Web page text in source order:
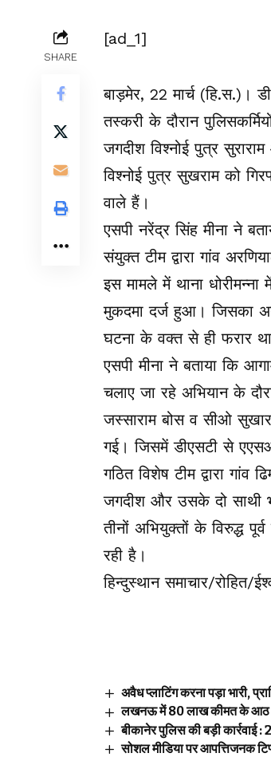
SHARE
[ad_1]
बाड़मेर, 22 मार्च (हि.स.)।
तस्करी के दौरान
जगदीश विश्नोई पुत्र
विश्नोई पुत्र सुखराम को
वाले हैं।
एसपी नरेंद्र सिंह मीना ने
संयुक्त टीम द्वारा गांव
इस मामले में थाना
मुकदमा दर्ज हुआ। जिसका
घटना के वक्त से ही फरार
एसपी मीना ने बताया कि
चलाए जा रहे अभियान के
जस्साराम बोस व सीओ
गई। जिसमें डीएसटी से
गठित विशेष टीम द्वारा गांव
जगदीश और उसके दो साथी
तीनों अभियुक्तों के विरुद्ध
रही है।
हिन्दुस्थान समाचार/रोहित/
अवैध प्लाटिंग करना पड़ा भारी,
लखनऊ में 80 लाख कीमत के आठ
बीकानेर पुलिस की बड़ी कार्रवाई
सोशल मीडिया पर आपत्तिजनक